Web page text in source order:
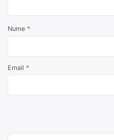
Nume *
Email *